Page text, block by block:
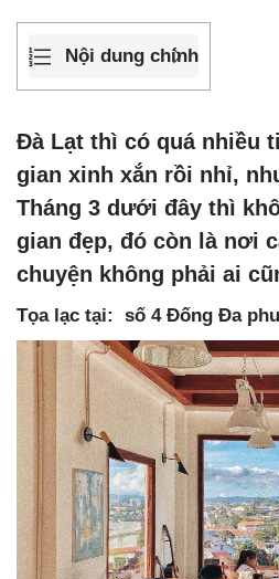
Nội dung chính
Đà Lạt thì có quá nhiều
gian xinh xắn rồi nhỉ,
Tháng 3 dưới đây thì
gian đẹp, đó còn là nơi
chuyện không phải ai
Tọa lạc tại: số 4 Đống Đa